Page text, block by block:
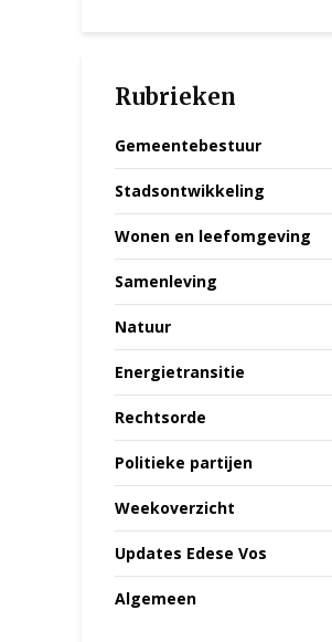
Rubrieken
Gemeentebestuur
Stadsontwikkeling
Wonen en leefomgeving
Samenleving
Natuur
Energietransitie
Rechtsorde
Politieke partijen
Weekoverzicht
Updates Edese Vos
Algemeen